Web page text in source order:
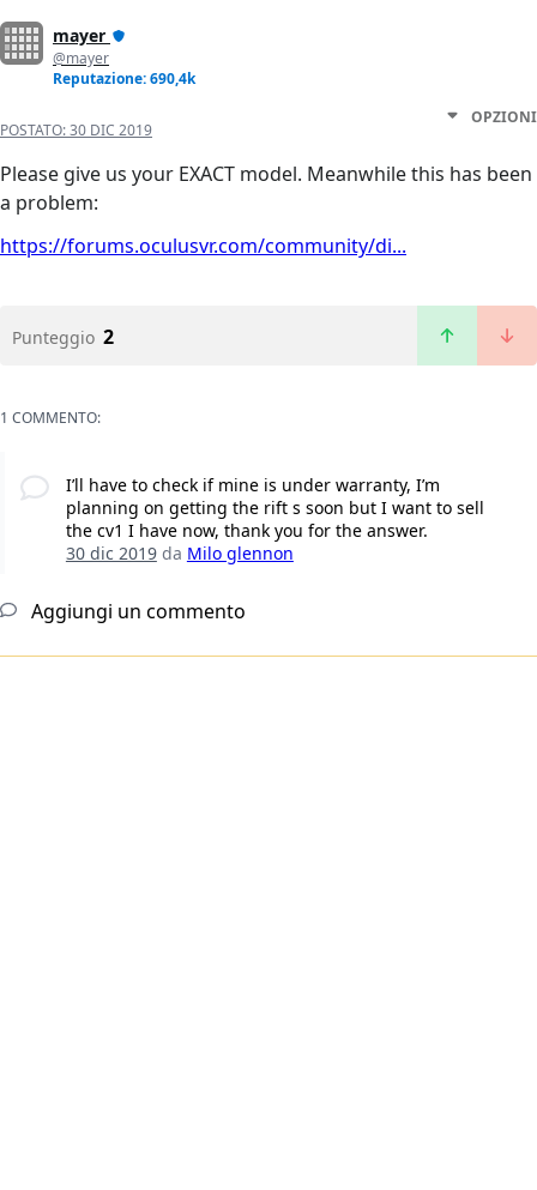
mayer
@mayer
Reputazione: 690,4k
POSTATO:30 DIC 2019
OPZIONI
Please give us your EXACT model. Meanwhile this has been
a problem:
https://forums.oculusvr.com/community/di...
Punteggio 2
1 COMMENTO:
I’ll have to check if mine is under warranty, I’m
planning on getting the rift s soon but I want to sell
the cv1 I have now, thank you for the answer.
30 dic 2019da Milo glennon
Aggiungi un commento